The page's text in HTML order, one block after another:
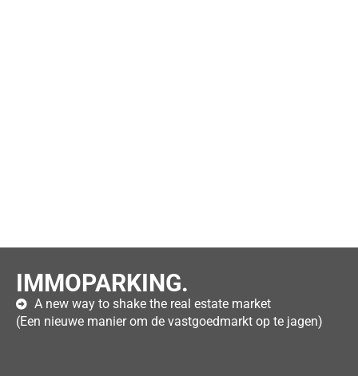
IMMOPARKING.
A new way to shake the real estate market
(Een nieuwe manier om de vastgoedmarkt op te jagen)